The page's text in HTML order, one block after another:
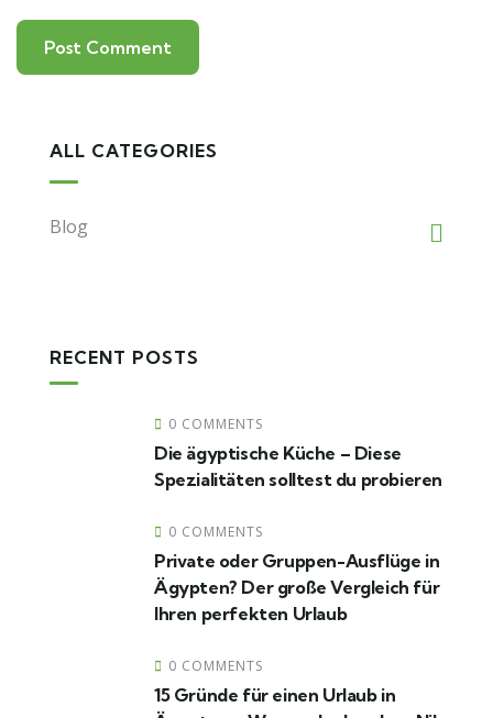
ALL CATEGORIES
Blog
RECENT POSTS
0 COMMENTS
Die ägyptische Küche – Diese
Spezialitäten solltest du probieren
0 COMMENTS
Private oder Gruppen-Ausflüge in
Ägypten? Der große Vergleich für
Ihren perfekten Urlaub
0 COMMENTS
15 Gründe für einen Urlaub in